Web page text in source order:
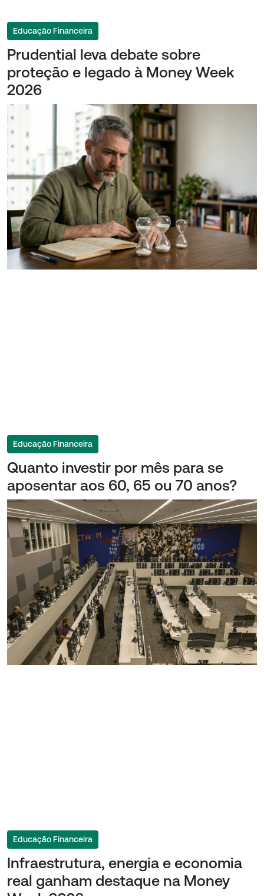
Educação Financeira
Prudential leva debate sobre
proteção e legado à Money Week
2026
Educação Financeira
Quanto investir por mês para se
aposentar aos 60, 65 ou 70 anos?
Educação Financeira
Infraestrutura, energia e economia
real ganham destaque na Money